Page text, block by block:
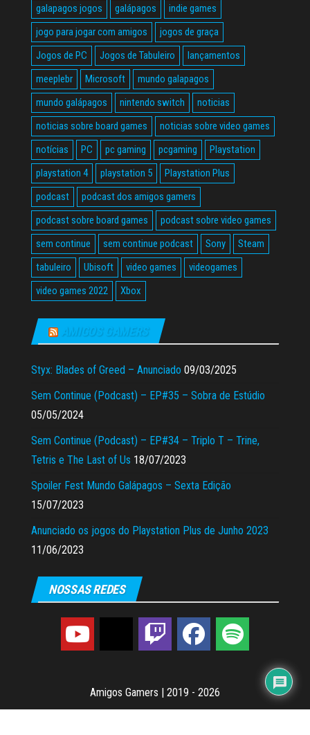
galapagos jogos
galápagos
indie games
jogo para jogar com amigos
jogos de graça
Jogos de PC
Jogos de Tabuleiro
lançamentos
meeplebr
Microsoft
mundo galapagos
mundo galápagos
nintendo switch
noticias
noticias sobre board games
noticias sobre video games
notícias
PC pc gaming pcgaming
Playstation
playstation 4
playstation 5
Playstation Plus
podcast
podcast dos amigos gamers
podcast sobre board games
podcast sobre video games
sem continue
sem continue podcast Sony
Steam
tabuleiro
Ubisoft video games
videogames
video games 2022
Xbox
AMIGOS GAMERS
Styx: Blades of Greed – Anunciado 09/03/2025
Sem Continue (Podcast) – EP#35 – Sobra de Estúdio
05/05/2024
Sem Continue (Podcast) – EP#34 – Triplo T – Trine,
Tetris e The Last of Us 18/07/2023
Spoiler Fest Mundo Galápagos – Sexta Edição
15/07/2023
Anunciado os jogos do Playstation Plus de Junho 2023
11/06/2023
NOSSAS REDES
Amigos Gamers | 2019 - 2026